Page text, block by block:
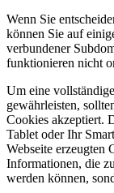
Wenn Sie
können Sie auf
verbundener
funktionieren nicht
Um eine
gewährleisten,
Cookies akzeptiert.
Tablet oder Ihr
Webseite erzeugten
Informationen, die
werden können,